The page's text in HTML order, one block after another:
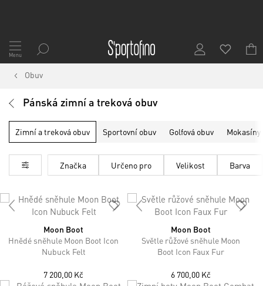
Přejít
na
obsah
Menu
Obuv
Pánská zimní a treková obuv
Sportovní obuv
Zimní a treková obuv Golfová obuv Mokasíny
Značka Určeno pro Velikost Barva
Moon Boot
Hnědé sněhule Moon Boot Icon
Nubuck Felt
7 200,00 Kč
Moon Boot
Světle růžové sněhule Moon
Boot Icon Faux Fur
6 700,00 Kč